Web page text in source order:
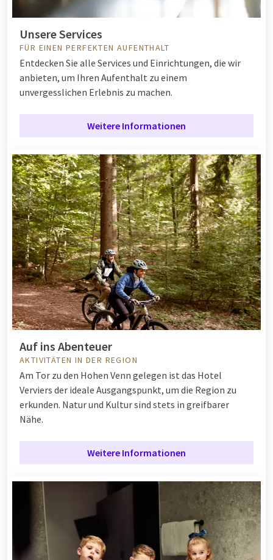
Unsere Services
FÜR EINEN PERFEKTEN AUFENTHALT
Entdecken Sie alle Services und Einrichtungen, die wir
anbieten, um Ihren Aufenthalt zu einem
unvergesslichen Erlebnis zu machen.
Weitere Informationen
Auf ins Abenteuer
AKTIVITÄTEN IN DER REGION
Am Tor zu den Hohen Venn gelegen ist das Hotel
Verviers der ideale Ausgangspunkt, um die Region zu
erkunden. Natur und Kultur sind stets in greifbarer
Nähe.
Weitere Informationen